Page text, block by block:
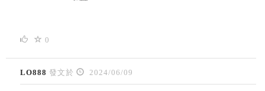
0
LO888 發文於 2024/06/09